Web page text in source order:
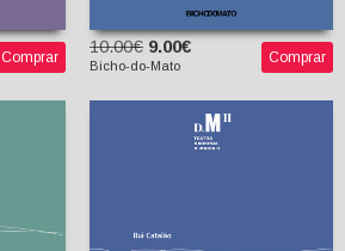
Comprar
10.00€ 9.00€
Bicho-do-Mato Comprar